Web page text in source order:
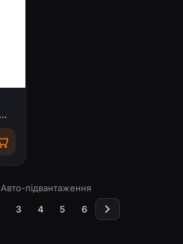
Авто-підвантаження
3 4 5 6